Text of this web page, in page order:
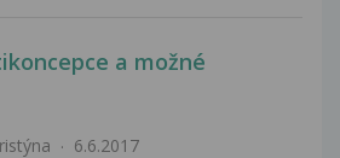
a možné
6.6.2017